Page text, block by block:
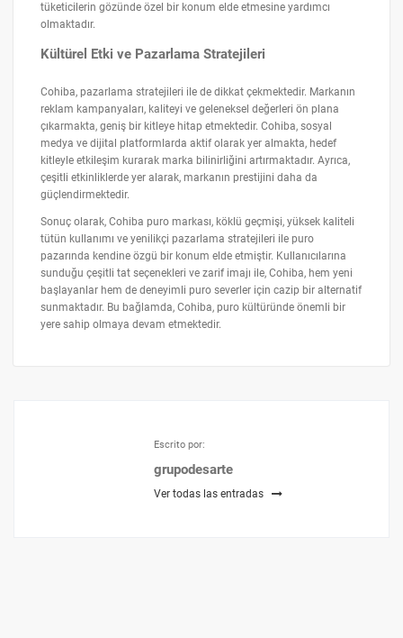
tüketicilerin gözünde özel bir konum elde etmesine yardımcı
olmaktadır.
Kültürel Etki ve Pazarlama Stratejileri
Cohiba, pazarlama stratejileri ile de dikkat çekmektedir. Markanın
reklam kampanyaları, kaliteyi ve geleneksel değerleri ön plana
çıkarmakta, geniş bir kitleye hitap etmektedir. Cohiba, sosyal
medya ve dijital platformlarda aktif olarak yer almakta, hedef
kitleyle etkileşim kurarak marka bilinirliğini artırmaktadır. Ayrıca,
çeşitli etkinliklerde yer alarak, markanın prestijini daha da
güçlendirmektedir.
Sonuç olarak, Cohiba puro markası, köklü geçmişi, yüksek kaliteli
tütün kullanımı ve yenilikçi pazarlama stratejileri ile puro
pazarında kendine özgü bir konum elde etmiştir. Kullanıcılarına
sunduğu çeşitli tat seçenekleri ve zarif imajı ile, Cohiba, hem yeni
başlayanlar hem de deneyimli puro severler için cazip bir alternatif
sunmaktadır. Bu bağlamda, Cohiba, puro kültüründe önemli bir
yere sahip olmaya devam etmektedir.
Escrito por:
grupodesarte
Ver todas las entradas